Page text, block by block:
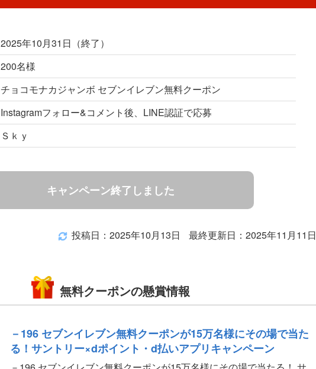
2025年10月31日（終了）
200名様
チョコモナカジャンボ セブンイレブン無料クーポン
Instagramフォロー&コメント後、LINE認証で応募
Ｓｋｙ
キャンペーン終了しました
投稿日：2025年10月13日 最終更新日：2025年11月11日
無料クーポンの懸賞情報
－196 セブンイレブン無料クーポンが15万名様にその場で当た
る！サントリー×dポイント・d払いアプリキャンペーン